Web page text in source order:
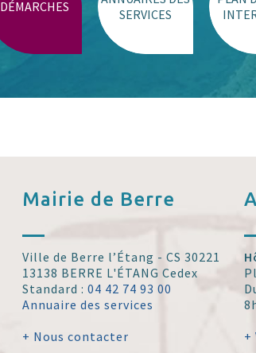
DÉMARCHES
SERVICES
Mairie de Berre
Ville de Berre l’Étang - CS 30221
13138 BERRE L'ÉTANG Cedex
Standard :04 42 74 93 00
Annuaire des services
+ Nous contacter
+